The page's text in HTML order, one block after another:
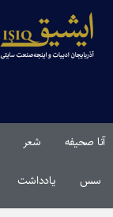
آنا صحیفه شعر
سس یادداشت